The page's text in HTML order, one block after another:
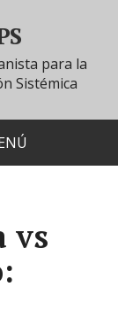
para la
Sistémica
vs